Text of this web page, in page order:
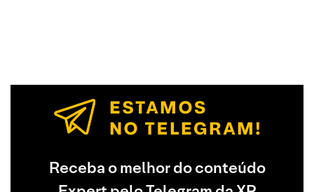
Receba o melhor do conteúdo